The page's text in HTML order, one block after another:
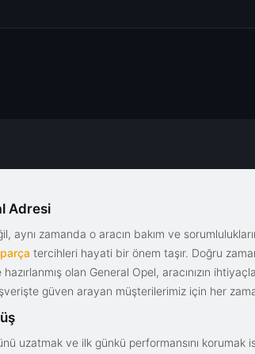
Adresi
zamanda o aracın bakım ve
tercihleri hayati bir önem taşır. Doğru
olan General Opel, aracınızın
güven arayan müşterilerimiz için her
uzatmak ve ilk günkü performansını